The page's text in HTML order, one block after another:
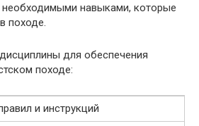
необходимыми навыками, которые
походе.
для обеспечения
походе:
и инструкций